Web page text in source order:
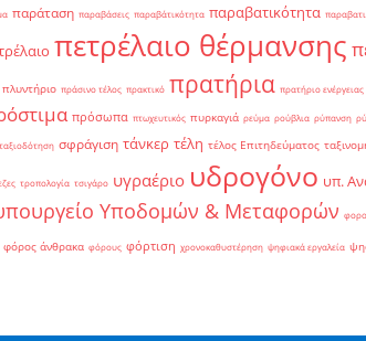
παράταση παραβάσεις παραβάτικότητα παραβατικότητα
πετρέλαιο θέρμανσης
πλυντήριο πράσινο τέλος πρακτικό πρατήρια πρατήριο ενέργειας
πρόσωπα πτωχευτικός πυρκαγιά ρεύμα ρούβλια ρύπανση
σφράγιση τάνκερ τέλη τέλος Επιτηδεύματος
τροπολογία τσιγάρο υγραέριο υδρογόνο υπ.
Υποδομών & Μεταφορών
φόρος άνθρακα φόρους φόρτιση χρονοκαθυστέρηση ψηφιακά εργαλεία